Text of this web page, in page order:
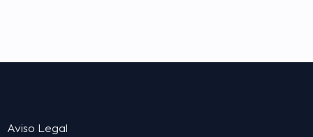
Aviso Legal